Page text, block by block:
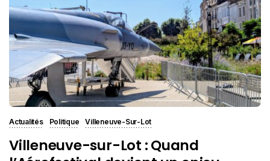
Actualités Politique Villeneuve-Sur-Lot
Villeneuve-sur-Lot : Quand